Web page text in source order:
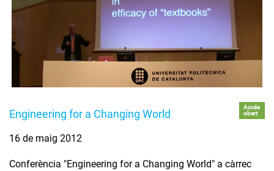
Engineering for a Changing World
Accés
obert
16 de maig 2012
Conferència "Engineering for a Changing World" a càrrec